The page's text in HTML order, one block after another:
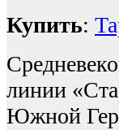
Купить:
линии
Южной